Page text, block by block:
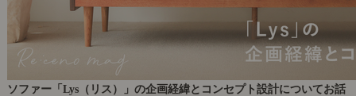
ソファー「Lys（リス）」の企画経緯とコンセプト設計についてお話